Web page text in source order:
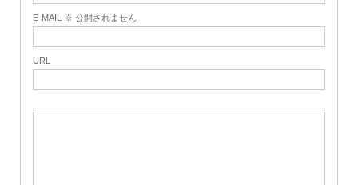
E-MAIL ※ 公開されません
URL